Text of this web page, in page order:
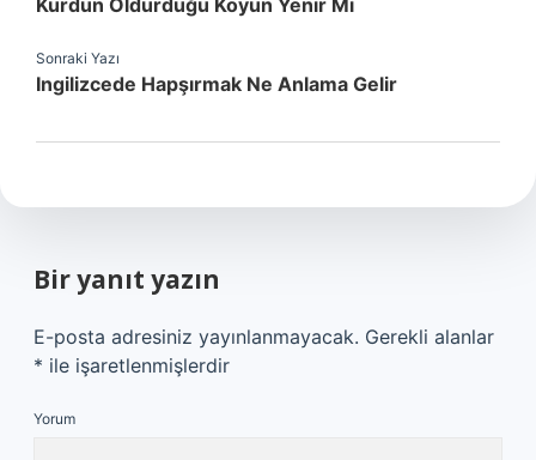
Kurdun Öldürdüğü Koyun Yenir Mi
Sonraki Yazı
Ingilizcede Hapşırmak Ne Anlama Gelir
Bir yanıt yazın
E-posta adresiniz yayınlanmayacak. Gerekli alanlar
* ile işaretlenmişlerdir
Yorum